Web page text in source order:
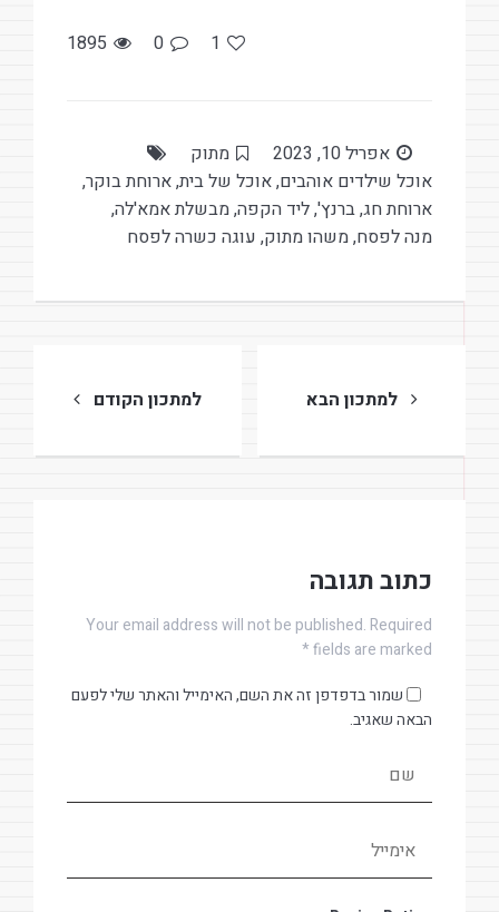
1895 0 1
אפריל 10, 2023
מתוק
אוכל שילדים אוהבים,אוכל של בית,ארוחת בוקר,
ארוחת חג,ברנץ',ליד הקפה,מבשלת אמא'לה,
מנה לפסח,משהו מתוק, עוגה כשרה לפסח
ניווט
למתכון הקודם למתכון הבא
כתוב תגובה
Your email address will not be published. Required
fields are marked *
שמור בדפדפן זה את השם, האימייל והאתר שלי לפעם
הבאה שאגיב.